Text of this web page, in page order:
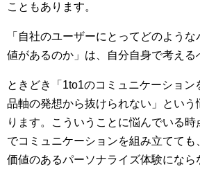
こともあります。
「自社のユーザーにとってどのよう
値があるのか」は、自分自身で考える
ときどき「1to1のコミュニケーション
品軸の発想から抜けられない」という
ります。こういうことに悩んでいる
でコミュニケーションを組み立てても
価値のあるパーソナライズ体験になら